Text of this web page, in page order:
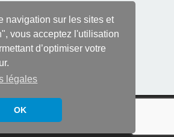
navigation sur les sites et
vous acceptez l'utilisation
d’optimiser votre
légales
OK